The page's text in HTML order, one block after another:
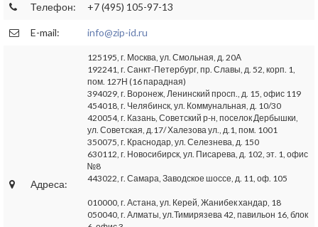
Телефон: +7 (495) 105-97-13
E-mail: info@zip-id.ru
Адреса:
125195, г. Москва, ул. Смольная, д. 20А
192241, г. Санкт-Петербург, пр. Славы, д. 52, корп. 1,
пом. 127Н (16 парадная)
394029, г. Воронеж, Ленинский просп., д. 15, офис 119
454018, г. Челябинск, ул. Коммунальная, д. 10/30
420054, г. Казань, Советский р-н, поселок Дербышки,
ул. Советская, д.17/ Халезова ул., д.1, пом. 1001
350075, г. Краснодар, ул. Селезнева, д. 150
630112, г. Новосибирск, ул. Писарева, д. 102, эт. 1, офис
№8
443022, г. Самара, Заводское шоссе, д. 11, оф. 105
010000, г. Астана, ул. Керей, Жанибек хандар, 18
050040, г. Алматы, ул.Тимирязева 42, павильон 16, блок